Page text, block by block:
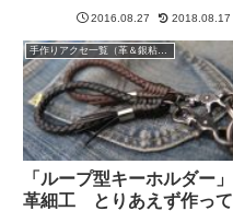
2016.08.27 2018.08.17
手作りアクセ一覧（革＆銀粘土）
「ループ型キーホルダー」
革細工 とりあえず作って